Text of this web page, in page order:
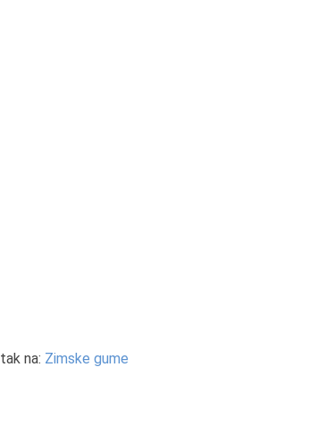
na: Zimske gume